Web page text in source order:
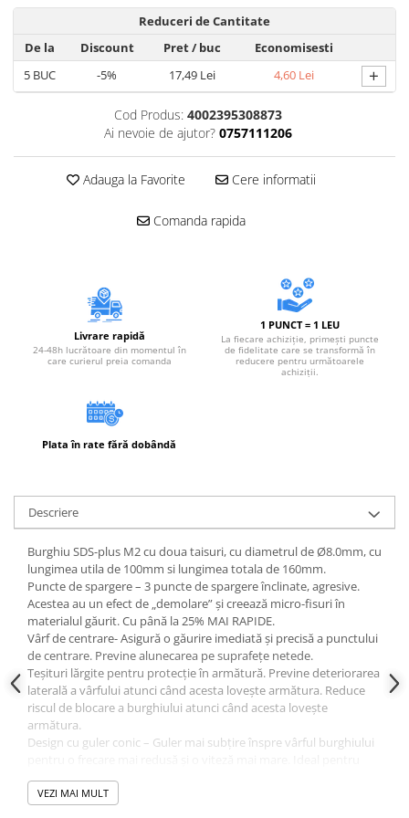
Accesorii electrice
Scule de mana
Surubelnite, clesti si chei
Ciocane si topoare
Dalti, spituri, leviere
Cuttere, cutite si foarfece
Fierastraie
Organizatoare
Accesorii unelte
Role abrazive
Instrumente de masurat si trasat
Rigle si echere
Rulete
Markere
Suruburi, cuie, dibluri si alte
elemente de fixare
Dibluri
Dibluri cu surub
Dibluri cui percutie
Dibluri cu carlig
Dibluri pentru gips-carton
Dibluri pentru lemn
Dibluri pentru termoizolatii
Suruburi
Suruburi pentru gips-carton
Reduceri de Cantitate
De la
Discount Pret/ buc
Economisesti
5 BUC -5% 17,49 Lei 4,60 Lei +
Cod Produs: 4002395308873
Ai nevoie de ajutor? 0757111206
Adauga la Favorite Cere informatii
Comanda rapida
Livrare rapidă
24-48h lucrătoare din momentul în
care curierul preia comanda
1 PUNCT = 1 LEU
La fiecare achiziție, primești puncte
de fidelitate care se transformă în
reducere pentru următoarele
achiziții.
Plata în rate fără dobândă
Descriere
Burghiu SDS-plus M2 cu doua taisuri, cu diametrul de Ø8.0mm, cu
lungimea utila de 100mm si lungimea totala de 160mm.
Puncte de spargere – 3 puncte de spargere înclinate, agresive.
Acestea au un efect de „demolare” și creează micro-fisuri în
materialul găurit. Cu până la 25% MAI RAPIDE.
Vârf de centrare- Asigură o găurire imediată și precisă a punctului
de centrare. Previne alunecarea pe suprafețe netede.
Teșituri lărgite pentru protecție în armătură. Previne deteriorarea
laterală a vârfului atunci când acesta lovește armătura. Reduce
riscul de blocare a burghiului atunci când acesta lovește
armătura.
Design cu guler conic – Guler mai subțire înspre vârful burghiului
ciocane fără cablu, identificat prin geometria gulerului său conic.
Canelură ranforsată – Geometrie de mare volum a canelurii
VEZI MAI MULT